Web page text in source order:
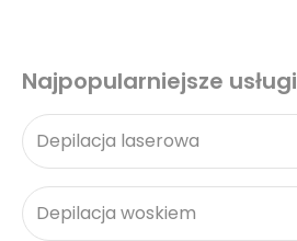
Najpopularniejsze usługi
Depilacja laserowa
Depilacja woskiem